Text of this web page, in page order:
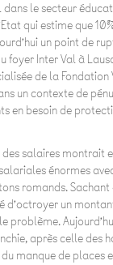
dans le secteur
qui estime que
un point de
Inter Val à
de la
un contexte de
en besoin de
salaires montrait
énormes
romands. Sachant
d’octroyer un
problème.
après celle des
manque de places